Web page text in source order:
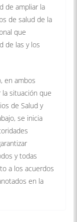
de ampliar la
de salud de la
que
de las y los
en ambos
situación que
de Salud y
se inicia
y todas
a los acuerdos
en la